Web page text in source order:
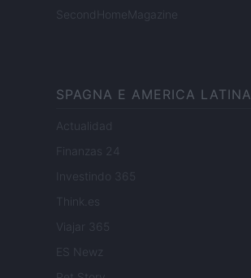
SecondHomeMagazine
SPAGNA E AMERICA LATINA
Actualidad
Finanzas 24
Investindo 365
Think.es
Viajar 365
ES Newz